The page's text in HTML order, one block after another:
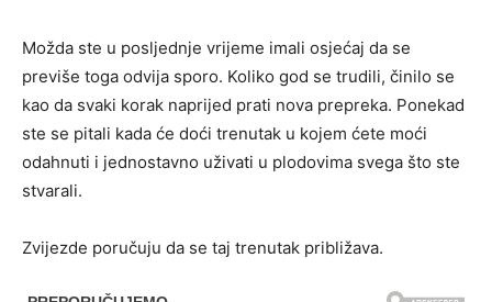
Možda ste u posljednje vrijeme imali osjećaj da se
previše toga odvija sporo. Koliko god se trudili, činilo se
kao da svaki korak naprijed prati nova prepreka. Ponekad
ste se pitali kada će doći trenutak u kojem ćete moći
odahnuti i jednostavno uživati u plodovima svega što ste
stvarali.
Zvijezde poručuju da se taj trenutak približava.